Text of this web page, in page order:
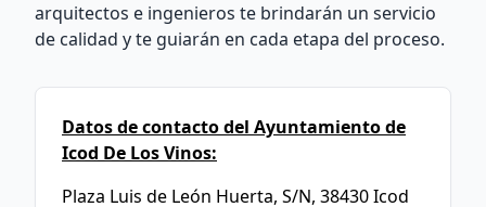
arquitectos e ingenieros te brindarán un servicio
de calidad y te guiarán en cada etapa del proceso.
Datos de contacto del Ayuntamiento de
Icod De Los Vinos:
Plaza Luis de León Huerta, S/N, 38430 Icod